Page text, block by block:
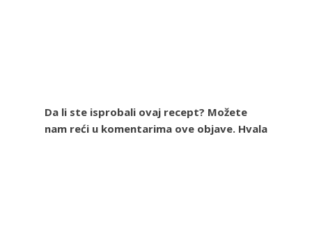
Da li ste isprobali ovaj recept? Možete
nam reći u komentarima ove objave. Hvala